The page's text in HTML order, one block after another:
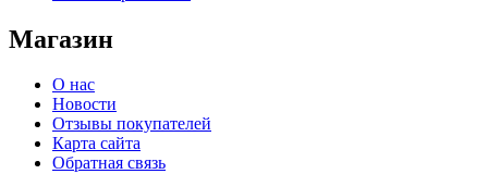
Магазин
О нас
Новости
Отзывы покупателей
Карта сайта
Обратная связь